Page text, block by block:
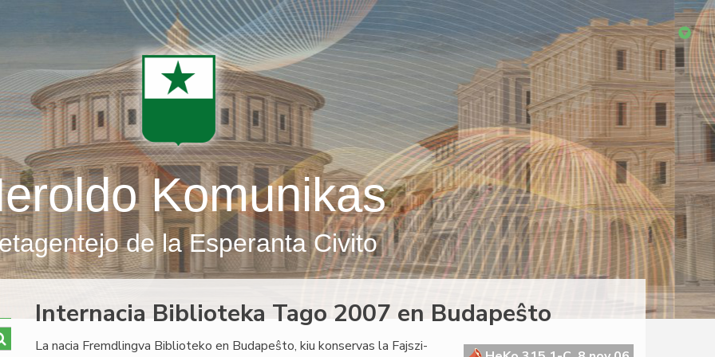
Komunikas
de la Esperanta Civito
Internacia Biblioteka Tago 2007 en Budapeŝto
La nacia Fremdlingva Biblioteko en Budapeŝto, kiu konservas la Fajszi-